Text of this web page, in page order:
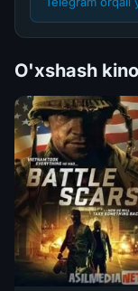
O'xshash